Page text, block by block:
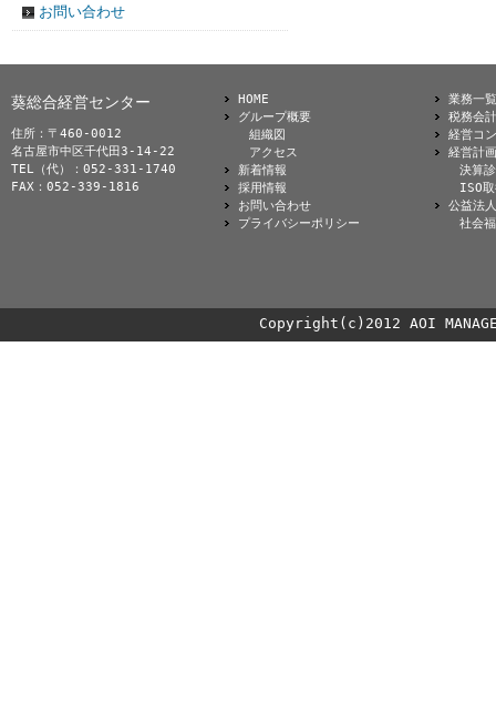
お問い合わせ
葵総合経営センター
住所：〒460-0012
名古屋市中区千代田3-14-22
TEL（代）：052-331-1740
FAX：052-339-1816
HOME
グループ概要
組織図
アクセス
新着情報
採用情報
お問い合わせ
プライバシーポリシー
業務一覧
税務会計
経営コ
経営計画
決算
ISO
公益法
社会
Copyright(c)2012 AOI